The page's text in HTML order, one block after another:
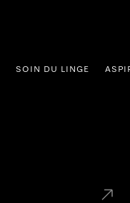
SOIN DU LINGE